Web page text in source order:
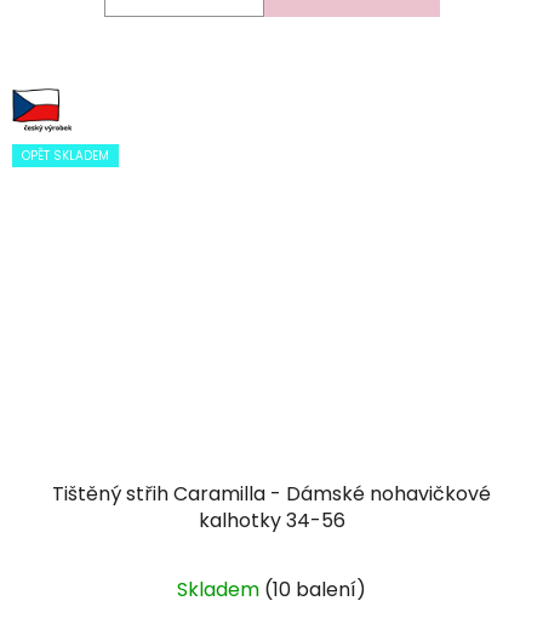
OPĚT SKLADEM
Tištěný střih Caramilla - Dámské nohavičkové
kalhotky 34-56
Skladem (10 balení)